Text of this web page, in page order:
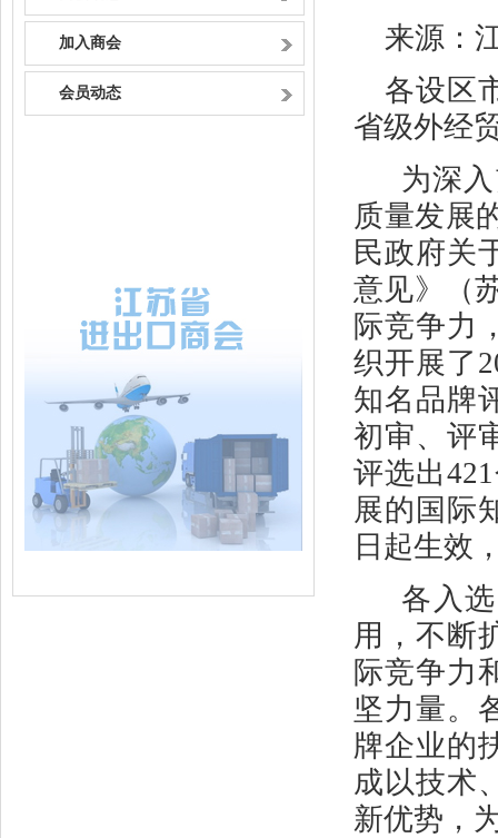
加入商会
会员动态
来源：
各设区
省级外经
为深
质量发展
民政府关
意见》（
际竞争力
织开展了
知名品牌
初审、评
评选出
展的国际
日起生效
各入
用，不断
际竞争力
坚力量。
牌企业的
成以技术
新优势，